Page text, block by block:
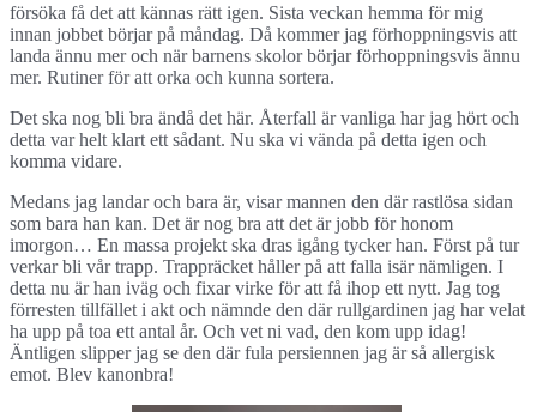
försöka få det att kännas rätt igen. Sista veckan hemma för mig
innan jobbet börjar på måndag. Då kommer jag förhoppningsvis att
landa ännu mer och när barnens skolor börjar förhoppningsvis ännu
mer. Rutiner för att orka och kunna sortera.
Det ska nog bli bra ändå det här. Återfall är vanliga har jag hört och
detta var helt klart ett sådant. Nu ska vi vända på detta igen och
komma vidare.
Medans jag landar och bara är, visar mannen den där rastlösa sidan
som bara han kan. Det är nog bra att det är jobb för honom
imorgon… En massa projekt ska dras igång tycker han. Först på tur
verkar bli vår trapp. Trappräcket håller på att falla isär nämligen. I
detta nu är han iväg och fixar virke för att få ihop ett nytt. Jag tog
förresten tillfället i akt och nämnde den där rullgardinen jag har velat
ha upp på toa ett antal år. Och vet ni vad, den kom upp idag!
Äntligen slipper jag se den där fula persiennen jag är så allergisk
emot. Blev kanonbra!